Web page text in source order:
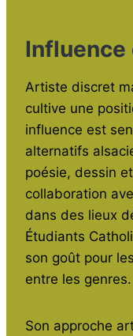
Influence
Artiste discret
cultive une
influence est
alternatifs
poésie, dessin
collaboration
dans des lieux
Étudiants
son goût pour
entre les genres.
Son approche